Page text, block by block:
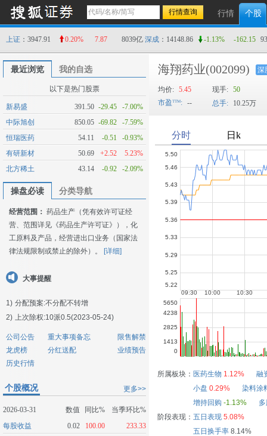
行情 个股
上证 ：3947.91 0.20% 7.87 8039亿 深成 ：14148.86 -1.13% -162.15
最近浏览 我的自选
以下是热门股票
新易盛 391.50 -29.45
-7.00%
中际旭创
850.05 -69.82
-7.59%
恒瑞医药
54.11 -0.51
-0.93%
有研新材
50.69 +2.52
5.23%
北方稀土
43.14 -0.92 -2.09%
操盘必读 分类导航
经营范围： 药品生产（凭有效许可证经
营、范围详见《药品生产许可证》），化
工原料及产品，经营进出口业务（国家法
律法规限制或禁止的除外）。
[详细]
大事提醒
1) 分配预案:不分配不转增
2) 上次除权:10派0.5(2023-05-24)
公司公告 重大事项备忘
限售解禁
龙虎榜
分红送配
业绩预告
历史行情
更多>>
个股概况
2026-03-31 数值 同比%
当季环比%
每股收益
0.02 100.00
233.33
海翔药业(002099) 深
均价: 5.45 现手: 50
市盈
: -- 总手: 10.25万
所属板块： 医药生物 1.12%
融
小盘 0.29%
染料涂
增持回购 -1.13%
阶段表现： 五日表现 5.08%
五日换手率8.14%